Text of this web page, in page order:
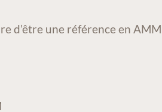
d’être une référence en